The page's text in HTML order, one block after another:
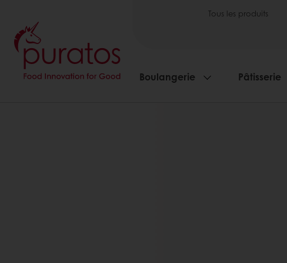
Tous les produits
Boulangerie Pâtisserie